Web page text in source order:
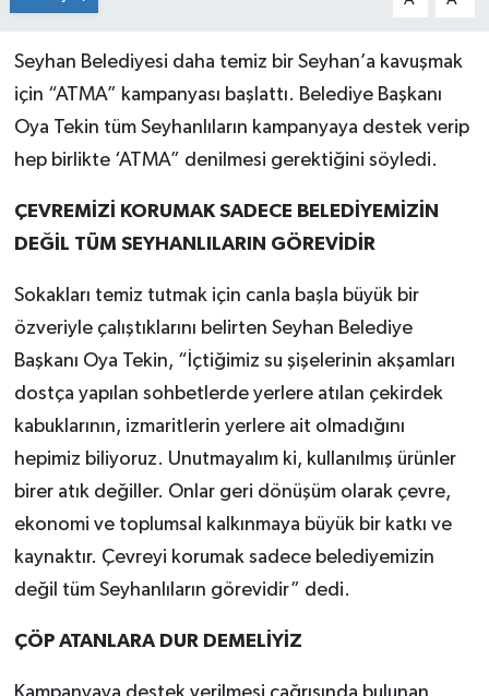
Seyhan Belediyesi daha temiz bir Seyhan’a kavuşmak
için “ATMA” kampanyası başlattı. Belediye Başkanı
Oya Tekin tüm Seyhanlıların kampanyaya destek verip
hep birlikte ‘ATMA” denilmesi gerektiğini söyledi.
ÇEVREMİZİ KORUMAK SADECE BELEDİYEMİZİN
DEĞİL TÜM SEYHANLILARIN GÖREVİDİR
Sokakları temiz tutmak için canla başla büyük bir
özveriyle çalıştıklarını belirten Seyhan Belediye
Başkanı Oya Tekin, “İçtiğimiz su şişelerinin akşamları
dostça yapılan sohbetlerde yerlere atılan çekirdek
kabuklarının, izmaritlerin yerlere ait olmadığını
hepimiz biliyoruz. Unutmayalım ki, kullanılmış ürünler
birer atık değiller. Onlar geri dönüşüm olarak çevre,
ekonomi ve toplumsal kalkınmaya büyük bir katkı ve
kaynaktır. Çevreyi korumak sadece belediyemizin
değil tüm Seyhanlıların görevidir” dedi.
ÇÖP ATANLARA DUR DEMELİYİZ